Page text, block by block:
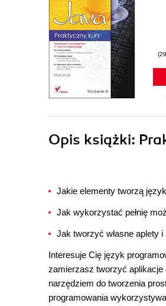
Opis książki:
Jakie elementy tworzą
Jak wykorzystać pełnię
Jak tworzyć własne aplety i
Interesuje Cię język
zamierzasz tworzyć aplikacje
narzędziem do tworzenia
programowania